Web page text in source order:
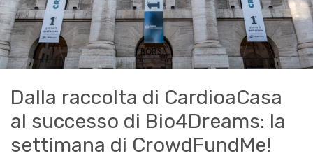
Dalla raccolta di CardioaCasa
al successo di Bio4Dreams: la
settimana di CrowdFundMe!